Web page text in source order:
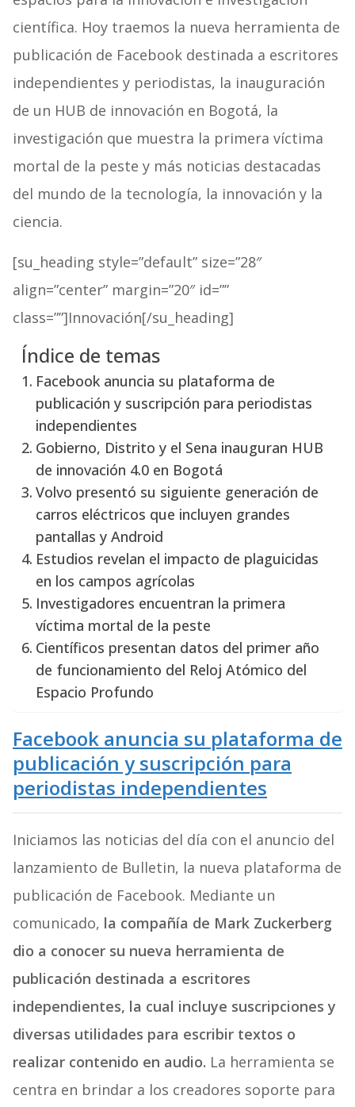
científica. Hoy traemos la nueva herramienta de
publicación de Facebook destinada a escritores
independientes y periodistas, la inauguración
de un HUB de innovación en Bogotá, la
investigación que muestra la primera víctima
mortal de la peste y más noticias destacadas
del mundo de la tecnología, la innovación y la
ciencia.
[su_heading style=”default” size=”28″
align=”center” margin=”20″ id=””
class=””]Innovación[/su_heading]
Índice de temas
Facebook anuncia su plataforma de
publicación y suscripción para periodistas
independientes
Gobierno, Distrito y el Sena inauguran HUB
de innovación 4.0 en Bogotá
Volvo presentó su siguiente generación de
carros eléctricos que incluyen grandes
pantallas y Android
Estudios revelan el impacto de plaguicidas
en los campos agrícolas
Investigadores encuentran la primera
víctima mortal de la peste
Científicos presentan datos del primer año
de funcionamiento del Reloj Atómico del
Espacio Profundo
Facebook anuncia su plataforma de
publicación y suscripción para
periodistas independientes
Iniciamos las noticias del día con el anuncio del
lanzamiento de Bulletin, la nueva plataforma de
publicación de Facebook. Mediante un
comunicado, la compañía de Mark Zuckerberg
dio a conocer su nueva herramienta de
publicación destinada a escritores
independientes, la cual incluye suscripciones y
diversas utilidades para escribir textos o
realizar contenido en audio. La herramienta se
centra en brindar a los creadores soporte para